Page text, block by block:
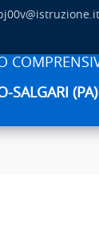
SALGARI (PA)